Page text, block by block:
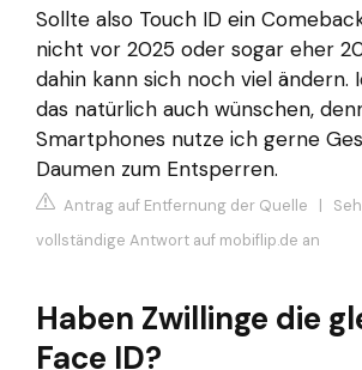
Sollte also Touch ID ein
nicht vor 2025 oder sogar eher
dahin kann sich noch viel ändern.
das natürlich auch wünschen,
Smartphones nutze ich gerne
Daumen zum Entsperren.
Antrag auf Entfernung der Quelle |
vollständige Antwort auf mobiflip.de an
Haben Zwillinge die
Face ID?